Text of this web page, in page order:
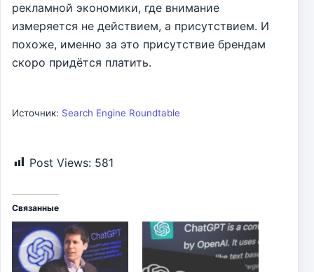
рекламной экономики, где внимание
измеряется не действием, а присутствием. И
похоже, именно за это присутствие брендам
скоро придётся платить.
Источник: Search Engine Roundtable
Post Views: 581
Связанные